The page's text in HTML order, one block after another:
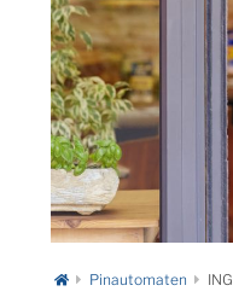
Pinautomaten